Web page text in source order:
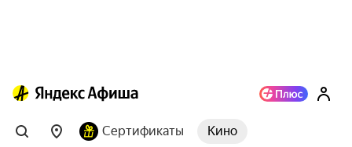
Сертификаты Кино